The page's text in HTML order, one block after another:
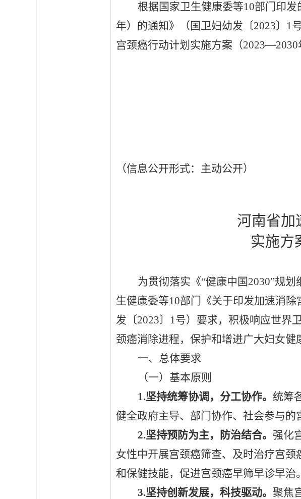
根据国家卫生健康委等10部门印
年）的通知》（ 国卫妇幼发〔2023〕 1
宫颈癌行动计划实施方案（2023—2030
（信息公开形式：主动公开）
河南省加
实施方
为贯彻落实《“健康中国2030”规
生健康委等10部门《关于印发加速消除
发〔2023〕 1号） 要求，积极响应世界
颈癌消除进程，保护和增进广大妇女健
一、总体要求
（一）基本原则
1.坚持统筹协调，分工协作。 统筹
健全政府主导、部门协作、社会参与的
2.坚持预防为主，防治结合。 强化
女性中开展宫颈癌筛查、及时治疗宫
和保健技能，促进宫颈癌早筛早诊早治。
3.坚持创新发展，科技驱动。 聚焦